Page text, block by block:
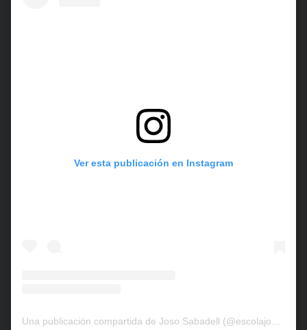
Ver esta publicación en Instagram